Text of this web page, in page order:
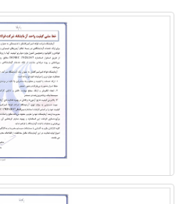
روابط
فروش و
خرید و تامین
واحد